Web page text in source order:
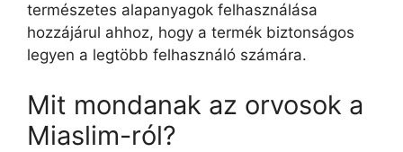
természetes alapanyagok felhasználása
hozzájárul ahhoz, hogy a termék biztonságos
legyen a legtöbb felhasználó számára.
Mit mondanak az orvosok a
Miaslim-ról?